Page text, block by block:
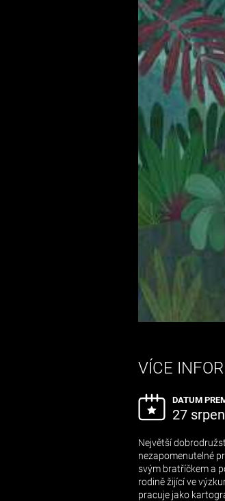
VÍCE
DATUM
27
Největší
nezapomenutelné
svým bratříčkem a
rodině žijící ve
pracuje jako